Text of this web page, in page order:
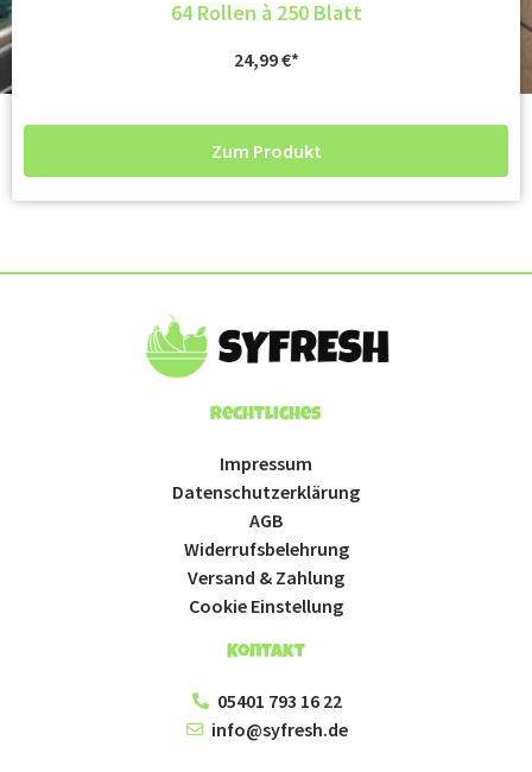
64 Rollen à 250 Blatt
24,99€
Zum Produkt
Rechtliches
Impressum
Datenschutzerklärung
AGB
Widerrufsbelehrung
Versand & Zahlung
Cookie Einstellung
Kontakt
05401 793 16 22
info@syfresh.de